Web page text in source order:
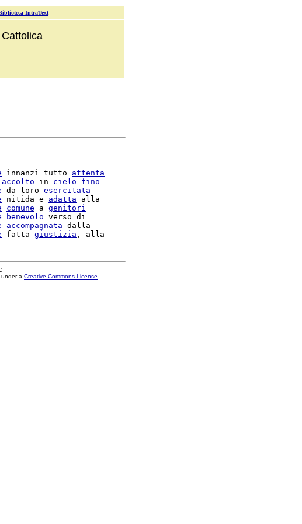
IntraText
innanzi tutto attenta
accolto in cielo
fino
da loro esercitata
nitida e adatta alla
comune a genitori
benevolo verso di
accompagnata dalla
fatta giustizia
a Creative Commons License